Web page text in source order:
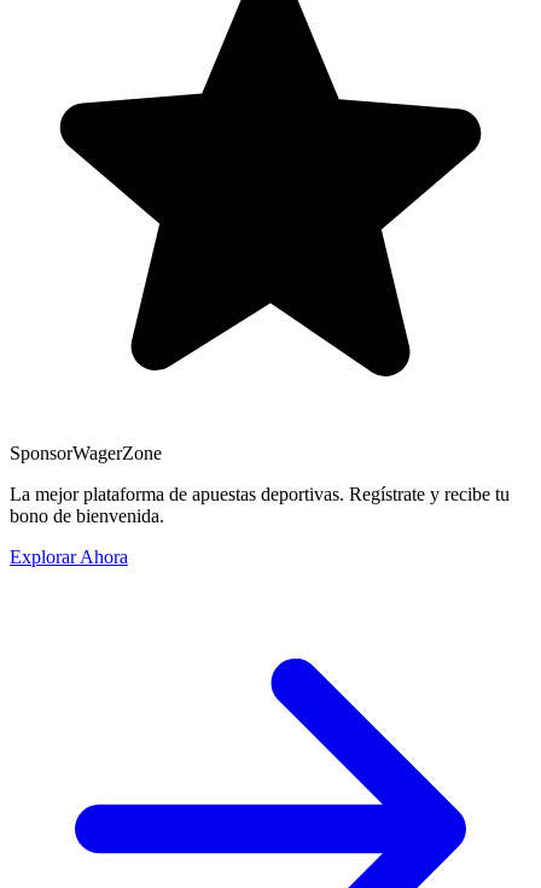
SponsorWagerZone
La mejor plataforma de apuestas deportivas. Regístrate y recibe tu
bono de bienvenida.
Explorar Ahora